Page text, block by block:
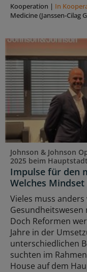
Kooperation | In
Medicine (Janssen-Cilag
Johnson & Johnson
2025 beim
Impulse für den
Welches
Vieles muss
Gesundheitswesen
Doch Reformen
Jahre in der
unterschiedlichen
suchten im
House auf dem